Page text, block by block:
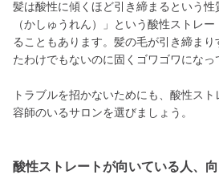
髪は酸性に傾くほど引き締まるという
（かしゅうれん）」という酸性ストレ
ることもあります。髪の毛が引き締ま
たわけでもないのに固くゴワゴワになっ
トラブルを招かないためにも、酸性ス
容師のいるサロンを選びましょう。
酸性ストレートが向いている人、